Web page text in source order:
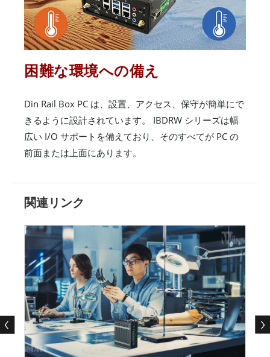
困難な環境への備え
Din Rail Box PC は、設置、アクセス、保守が簡単にで
きるように設計されています。 IBDRW シリーズは幅
広い I/O サポートを備えており、そのすべてが PC の
前面または上面にあります。
関連リンク